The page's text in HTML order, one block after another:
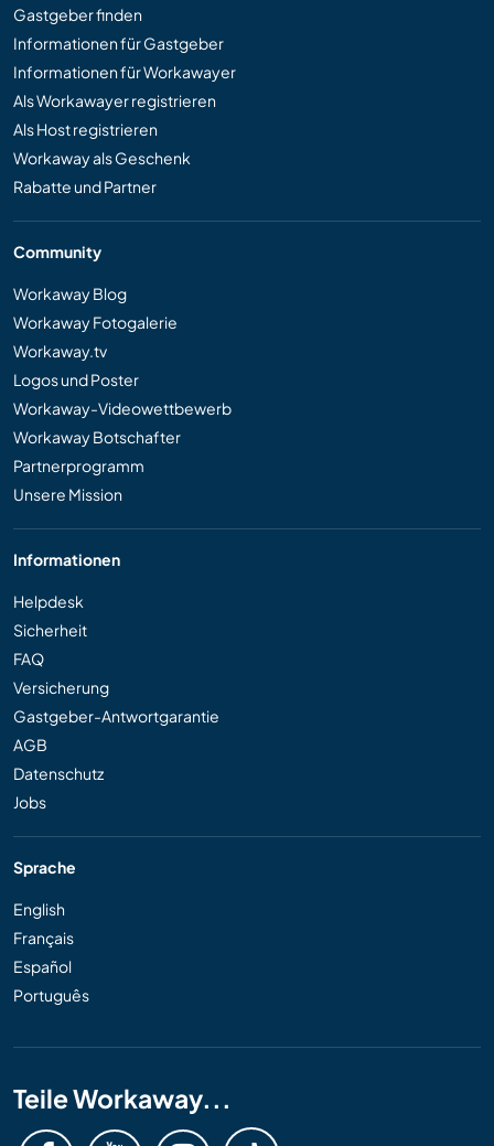
Gastgeber finden
Informationen für Gastgeber
Informationen für Workawayer
Als Workawayer registrieren
Als Host registrieren
Workaway als Geschenk
Rabatte und Partner
Community
Workaway Blog
Workaway Fotogalerie
Workaway.tv
Logos und Poster
Workaway-Videowettbewerb
Workaway Botschafter
Partnerprogramm
Unsere Mission
Informationen
Helpdesk
Sicherheit
FAQ
Versicherung
Gastgeber-Antwortgarantie
AGB
Datenschutz
Jobs
Sprache
English
Français
Español
Português
Teile Workaway...